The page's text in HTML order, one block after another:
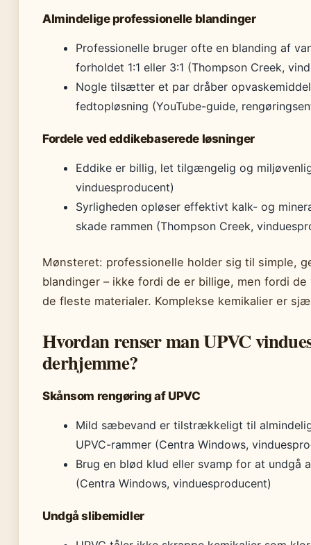
Almindelige professionelle blandinger
Professionelle bruger ofte en blanding af
forholdet 1:1 eller 3:1 (Thompson Creek,
Nogle tilsætter et par dråber
fedtopløsning (YouTube-guide,
Fordele ved eddikebaserede løsninger
Eddike er billig, let tilgængelig og
vinduesproducent)
Syrligheden opløser effektivt kalk- og
skade rammen (Thompson Creek,
Mønsteret: professionelle holder sig til simple,
blandinger – ikke fordi de er billige, men fordi
de fleste materialer. Komplekse kemikalier er
Hvordan renser man UPVC
derhjemme?
Skånsom rengøring af UPVC
Mild sæbevand er tilstrækkeligt til
UPVC-rammer (Centra Windows,
Brug en blød klud eller svamp for at undgå
(Centra Windows, vinduesproducent)
Undgå slibemidler